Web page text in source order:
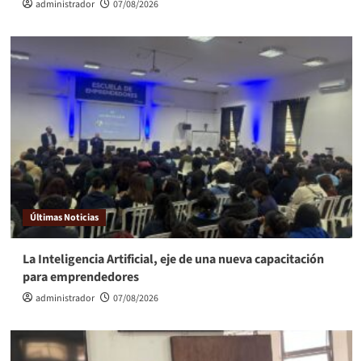
administrador 07/08/2026
Últimas Noticias
La Inteligencia Artificial, eje de una nueva capacitación
para emprendedores
administrador 07/08/2026